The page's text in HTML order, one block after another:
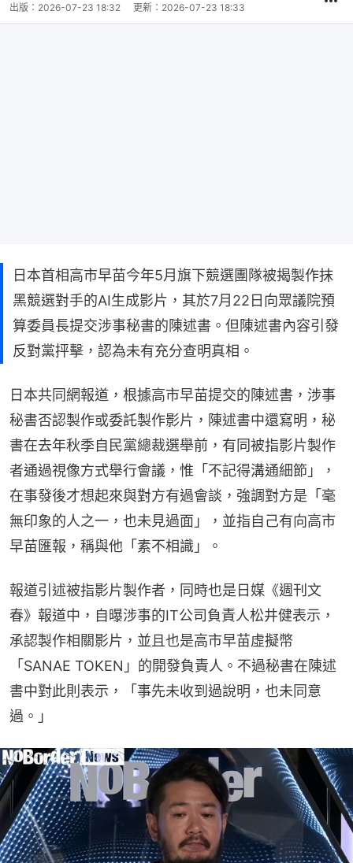
出版： 2026-07-23 18:32 更新： 2026-07-23 18:33
日本首相高市早苗今年5月旗下競選團隊被揭製作抹
黑競選對手的AI生成影片，其於7月22日向眾議院預
算委員長提交涉事秘書的陳述書。但陳述書內容引發
反對黨抨擊，認為未有充分查明真相。
日本共同網報道，根據高市早苗提交的陳述書，涉事
秘書否認製作或委託製作影片，陳述書中還寫明，秘
書在去年秋季自民黨總裁選舉前，有同被指影片製作
者通過視像方式舉行會議，惟「不記得溝通細節」，
在事發後才想起來與對方有過會談，強調對方是「毫
無印象的人之一，也未見過面」，並指自己有向高市
早苗匯報，稱與他「素不相識」。
報道引述被指影片製作者，同時也是日媒《週刊文
春》報道中，自曝涉事的IT公司負責人松井健表示，
承認製作相關影片，並且也是高市早苗虛擬幣
「SANAE TOKEN」的開發負責人。不過秘書在陳述
書中對此則表示，「事先未收到過說明，也未同意
過。」